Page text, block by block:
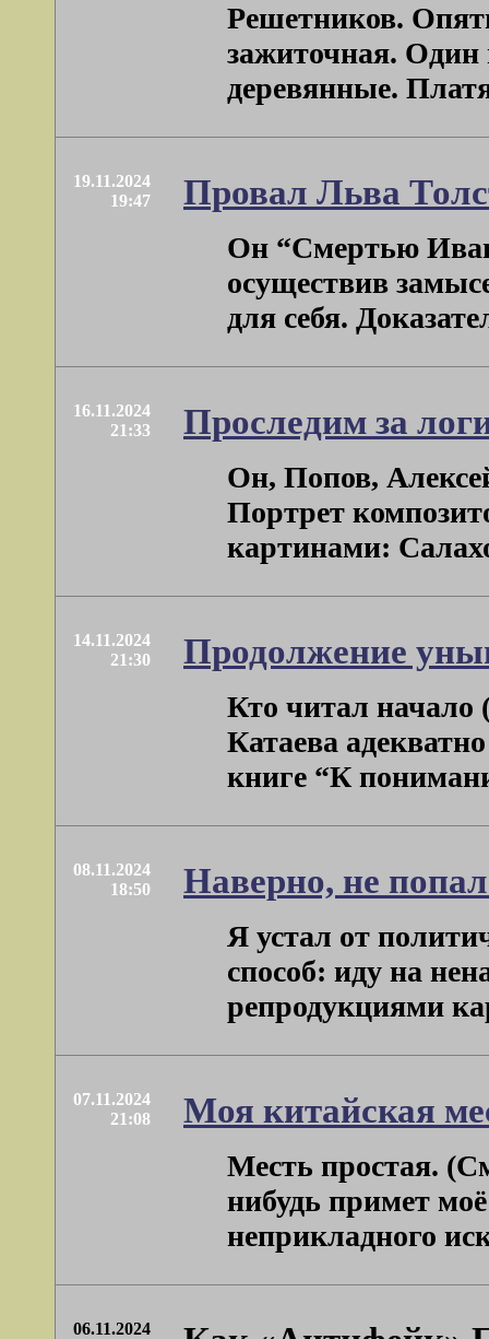
Решетников.
зажиточная. Один
деревянные.
19.11.2024
19:47
Провал Льва
Он “Смертью
осуществив
для себя.
16.11.2024
21:33
Проследим за
Он, Попов,
Портрет
картинами:
14.11.2024
21:30
Продолжение
Кто читал начало
Катаева
книге “К
08.11.2024
18:50
Наверно, не
Я устал от
способ: иду на
репродукциями
07.11.2024
21:08
Моя китайская
Месть простая.
нибудь примет
неприкладного
06.11.2024